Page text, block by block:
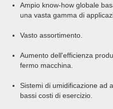
Ampio know-how globale
una vasta gamma di
Vasto assortimento.
Aumento dell'efficienza
fermo macchina.
Sistemi di umidificazione ad
bassi costi di esercizio.